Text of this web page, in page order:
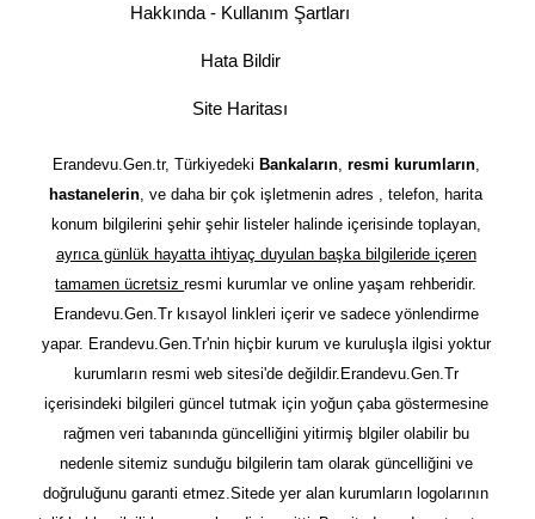
Hakkında - Kullanım Şartları
Hata Bildir
Site Haritası
Erandevu.Gen.tr, Türkiyedeki Bankaların, resmi kurumların,
hastanelerin, ve daha bir çok işletmenin adres , telefon, harita
konum bilgilerini şehir şehir listeler halinde içerisinde toplayan,
ayrıca günlük hayatta ihtiyaç duyulan başka bilgileride içeren
tamamen ücretsizresmi kurumlar ve online yaşam rehberidir.
Erandevu.Gen.Tr kısayol linkleri içerir ve sadece yönlendirme
yapar. Erandevu.Gen.Tr'nin hiçbir kurum ve kuruluşla ilgisi yoktur
kurumların resmi web sitesi'de değildir.Erandevu.Gen.Tr
içerisindeki bilgileri güncel tutmak için yoğun çaba göstermesine
rağmen veri tabanında güncelliğini yitirmiş blgiler olabilir bu
nedenle sitemiz sunduğu bilgilerin tam olarak güncelliğini ve
doğruluğunu garanti etmez.Sitede yer alan kurumların logolarının